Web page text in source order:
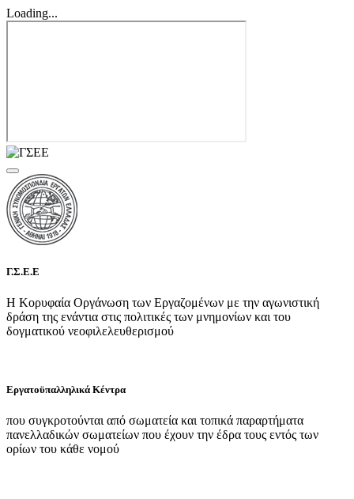
Loading...
Γ.Σ.Ε.Ε
Η Κορυφαία Οργάνωση των Εργαζομένων με την αγωνιστική
δράση της ενάντια στις πολιτικές των μνημονίων και του
δογματικού νεοφιλελευθερισμού
Εργατοϋπαλληλικά Κέντρα
που συγκροτούνται από σωματεία και τοπικά παραρτήματα
πανελλαδικών σωματείων που έχουν την έδρα τους εντός των
ορίων του κάθε νομού